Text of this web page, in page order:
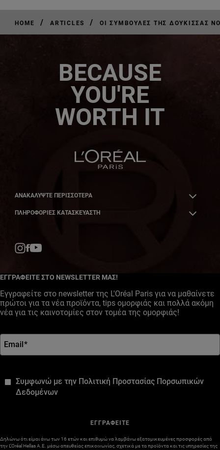
HOME / ARTICLES / ΟΙ ΣΥΜΒΟΥΛΈΣ ΤΗΣ ΔΟΎΚΙΣΣΑΣ
BECAUSE
YOU'RE
WORTH IT
ΑΝΑΚΑΛΎΨΤΕ ΠΕΡΙΣΣΌΤΕΡΑ
ΠΛΗΡΟΦΟΡΙΕΣ ΚΑΤΑΣΚΕΥΑΣΤΗ
ΕΓΓΡΑΦΕΙΤΕ ΣΤΟ NEWSLETTER ΜΑΣ!
Εγγραφείτε στο newsletter της L'Oréal Paris για να μαθαίνετε
πρώτοι για τα νέα προϊόντα, tips ομορφιάς και πολλά ακόμη
νέα για τις καινοτομίες στον τομέα της ομορφιάς!
Email*
Συμφωνώ με την Πολιτική Προστασίας Πορσωπικών
Δεδομένων
ΕΓΓΡΑΦΕΙΤΕ
Δηλώνω ότι είμαι άνω των 16 ετών και επιθυμώ να λαμβάνω εξατομικευμένες προσφορές από
την L’Oréal Hellas A.E. μέσω απευθείας επικοινωνίας, σχετικά με τα προϊόντα και τις υπηρεσίες της